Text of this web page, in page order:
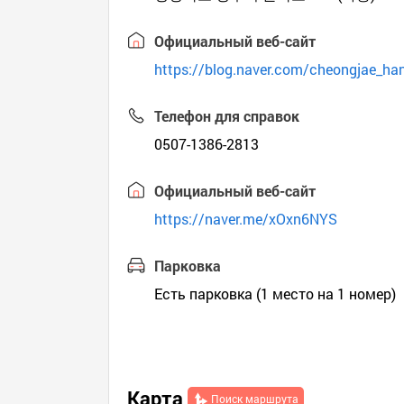
Официальный веб-сайт
https://blog.naver.com/
Телефон для справок
0507-1386-2813
Официальный веб-сайт
https://naver.me/xOxn6NYS
Парковка
Есть парковка (1 место на 1 номер)
Карта Поиск маршрута